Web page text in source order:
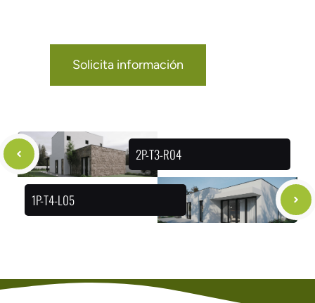
Solicita información
2P-T3-R04
1P-T4-L05